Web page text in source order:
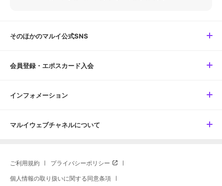
そのほかのマルイ公式SNS
会員登録・エポスカード入会
インフォメーション
マルイウェブチャネルについて
ご利用規約 プライバシーポリシー
個人情報の取り扱いに関する同意条項